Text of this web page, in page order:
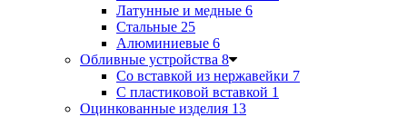
Латунные и медные 6
Стальные 25
Алюминиевые 6
Обливные устройства 8
Со вставкой из нержавейки 7
С пластиковой вставкой 1
Оцинкованные изделия 13